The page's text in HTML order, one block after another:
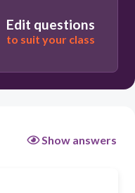
Edit questions
to suit your class
Show answers